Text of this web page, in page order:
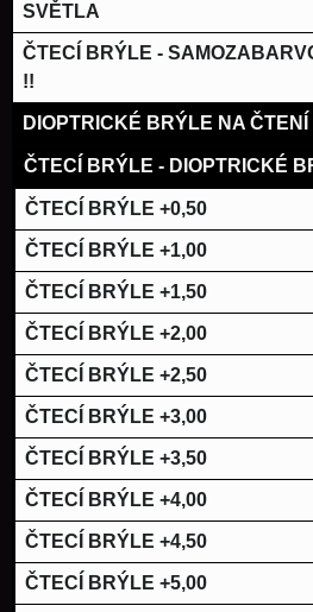
SVĚTLA
ČTECÍ BRÝLE -
!!
DIOPTRICKÉ BRÝLE NA ČTENÍ
ČTECÍ BRÝLE - DIOPTRICKÉ
ČTECÍ BRÝLE +0,50
ČTECÍ BRÝLE +1,00
ČTECÍ BRÝLE +1,50
ČTECÍ BRÝLE +2,00
ČTECÍ BRÝLE +2,50
ČTECÍ BRÝLE +3,00
ČTECÍ BRÝLE +3,50
ČTECÍ BRÝLE +4,00
ČTECÍ BRÝLE +4,50
ČTECÍ BRÝLE +5,00